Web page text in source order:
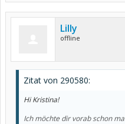
Lilly
offline
Zitat von 290580:
Hi Kristina!
Ich möchte dir vorab schon